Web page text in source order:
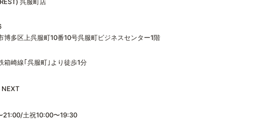
博多区上呉服町10番10号呉服町ビジネスセンター1階
箱崎線｢呉服町｣より徒歩1分
NEXT
21:00/土祝10:00〜19:30